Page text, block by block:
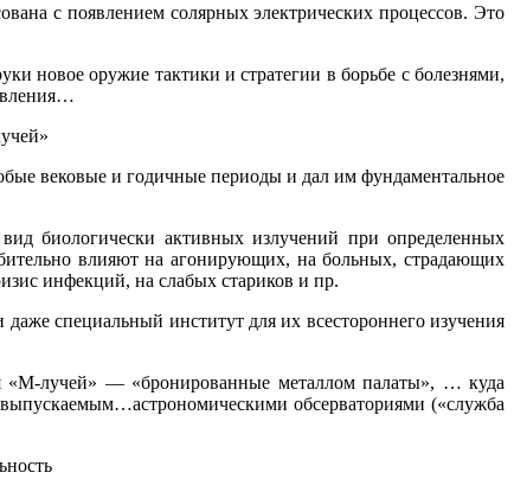
с появлением солярных электрических процессов. Это
новое оружие тактики и стратегии в борьбе с болезнями,
вековые и годичные периоды и дал им фундаментальное
биологически активных излучений при определенных
влияют на агонирующих, на больных, страдающих
инфекций, на слабых стариков и пр.
специальный институт для их всестороннего изучения
«М-лучей» — «бронированные металлом палаты», … куда
обсерваториями («служба